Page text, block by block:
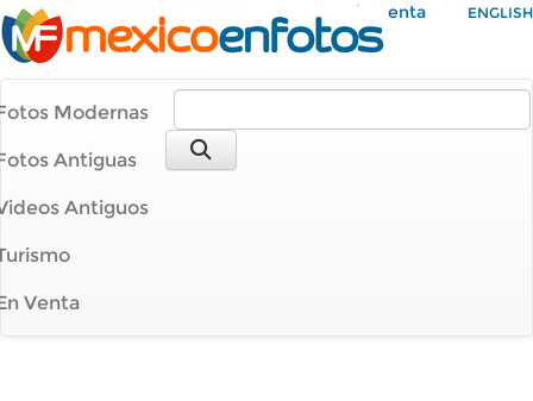
Mi Cuenta ENGLISH
Modernas
Antiguas
Antiguos
Venta